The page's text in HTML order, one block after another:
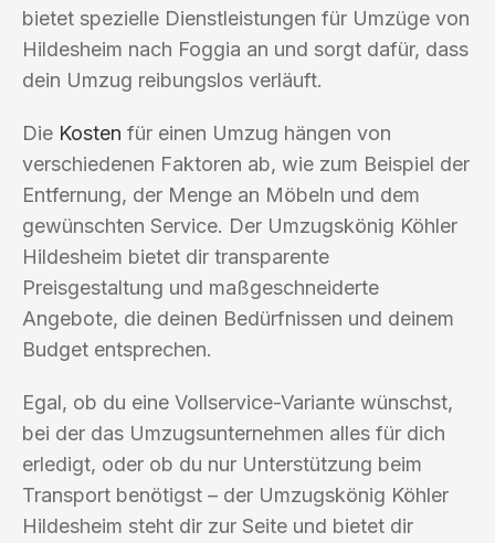
bietet spezielle Dienstleistungen für Umzüge von
Hildesheim nach Foggia an und sorgt dafür, dass
dein Umzug reibungslos verläuft.
Die Kosten für einen Umzug hängen von
verschiedenen Faktoren ab, wie zum Beispiel der
Entfernung, der Menge an Möbeln und dem
gewünschten Service. Der Umzugskönig Köhler
Hildesheim bietet dir transparente
Preisgestaltung und maßgeschneiderte
Angebote, die deinen Bedürfnissen und deinem
Budget entsprechen.
Egal, ob du eine Vollservice-Variante wünschst,
bei der das Umzugsunternehmen alles für dich
erledigt, oder ob du nur Unterstützung beim
Transport benötigst – der Umzugskönig Köhler
Hildesheim steht dir zur Seite und bietet dir